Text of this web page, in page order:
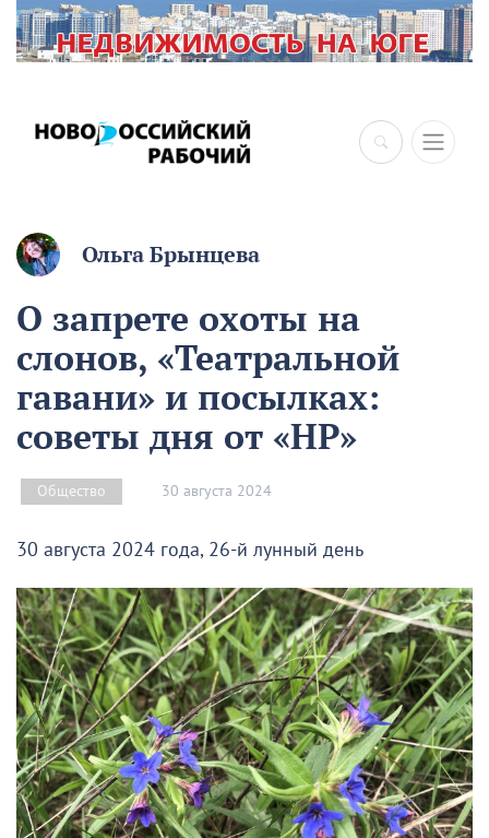
Ольга Брынцева
О запрете охоты на
слонов, «Театральной
гавани» и посылках:
советы дня от «НР»
Общество 30 августа 2024
30 августа 2024 года, 26-й лунный день